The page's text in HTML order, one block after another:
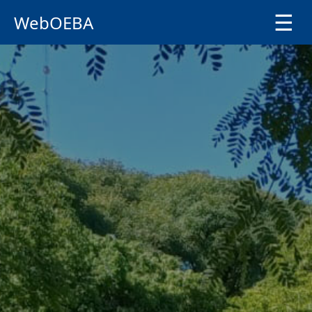
WebOEBA ☰